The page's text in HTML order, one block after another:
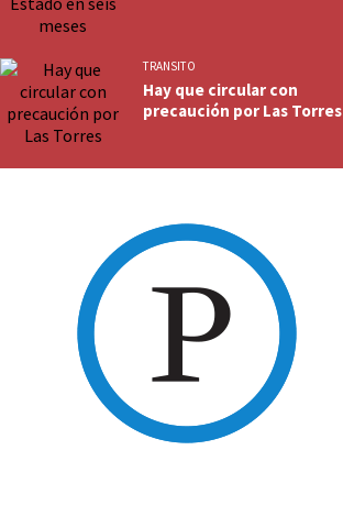
TRANSITO
Hay que circular con
precaución por Las Torres